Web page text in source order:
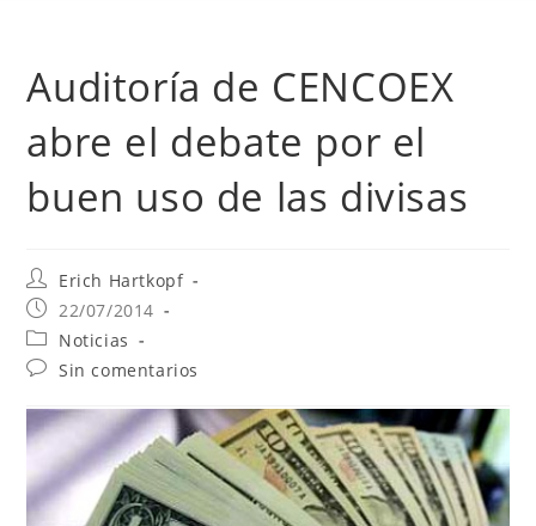
Auditoría de CENCOEX
abre el debate por el
buen uso de las divisas
Erich Hartkopf
22/07/2014
Noticias
Sin comentarios